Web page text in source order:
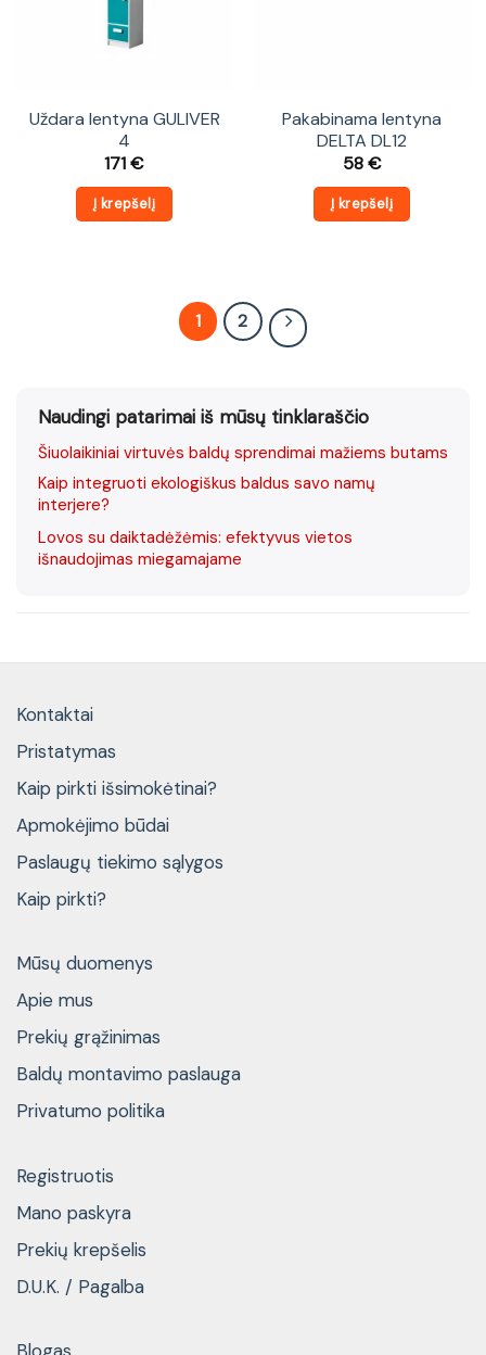
Uždara lentyna GULIVER
4
171€
Į krepšelį
Pakabinama lentyna
DELTA DL12
58€
Į krepšelį
1 2
Naudingi patarimai iš mūsų tinklaraščio
Šiuolaikiniai virtuvės baldų sprendimai mažiems butams
Kaip integruoti ekologiškus baldus savo namų
interjere?
Lovos su daiktadėžėmis: efektyvus vietos
išnaudojimas miegamajame
Kontaktai
Pristatymas
Kaip pirkti išsimokėtinai?
Apmokėjimo būdai
Paslaugų tiekimo sąlygos
Kaip pirkti?
Mūsų duomenys
Apie mus
Prekių grąžinimas
Baldų montavimo paslauga
Privatumo politika
Registruotis
Mano paskyra
Prekių krepšelis
D.U.K. / Pagalba